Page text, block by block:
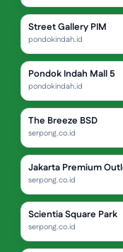
Street Gallery PIM
pondokindah.id
Pondok Indah Mall 5
pondokindah.id
The Breeze BSD
serpong.co.id
Jakarta Premium
serpong.co.id
Scientia Square Park
serpong.co.id